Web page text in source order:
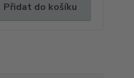
Přidat do košíku